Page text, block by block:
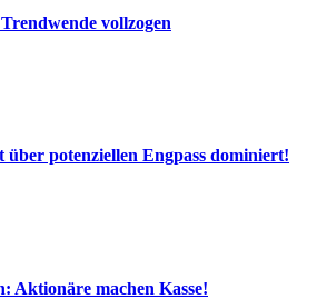
vollzogen
über potenziellen Engpass dominiert!
Aktionäre machen Kasse!